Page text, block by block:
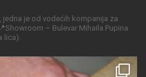
jedna je od vodećih kompanija za
📍Showroom – Bulevar Mihaila Pupina
lica).